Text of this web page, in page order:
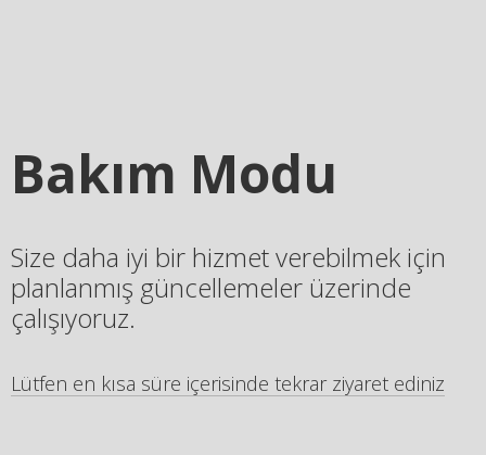
Bakım Modu
Size daha iyi bir hizmet verebilmek için
planlanmış güncellemeler üzerinde
çalışıyoruz.
Lütfen en kısa süre içerisinde tekrar ziyaret ediniz